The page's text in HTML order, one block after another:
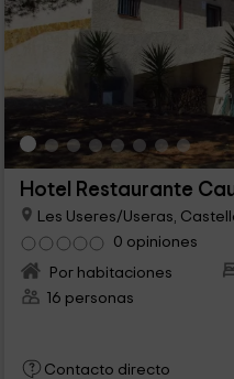
Hotel Restaurante
Les Useres/Useras,
0 opiniones
Por habitaciones
16 personas
Contacto directo